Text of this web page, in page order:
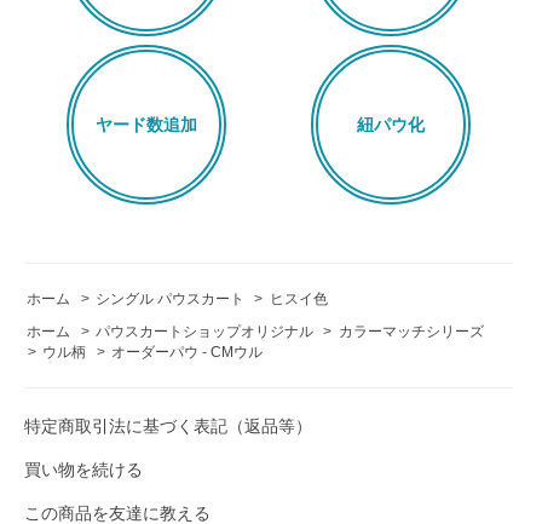
ヤード数追加 紐パウ化
ホーム > シングル パウスカート > ヒスイ色
ホーム
> パウスカートショップオリジナル > カラーマッチシリーズ
> ウル柄 > オーダーパウ - CMウル
特定商取引法に基づく表記（返品等）
買い物を続ける
この商品を友達に教える